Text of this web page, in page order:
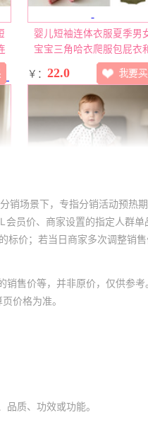
场景下，专指分销活动预热
员价、商家设置的指定人群
价；若当日商家多次调整销售
售价等，并非原价，仅供参考
价格为准。
质、功效或功能。